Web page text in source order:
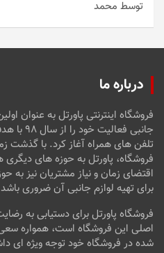
امتیاز5از
توسط محمد
درباره ما
فروشگاه اینترنتی پاورتل به عنوان
جانبی
تلفن های همراه آغاز کرد. با
فروشگاه، پاورتل به حوزه های
اقتضای زمان و نیاز مشتریان نیز
برای تهیه لوازم جانبی آن ضروری
فروشگاه پاورتل برای دستیابی به
اصلی این فروشگاه است، همواره
شده در فروشگاه خود توجه ویژه ای